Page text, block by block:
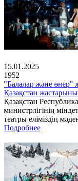
15.01.2025
1952
"Балалар және өнер"
Қазақстан
Қазақстан
министрлігінің
театры еліміздің
Подробнее